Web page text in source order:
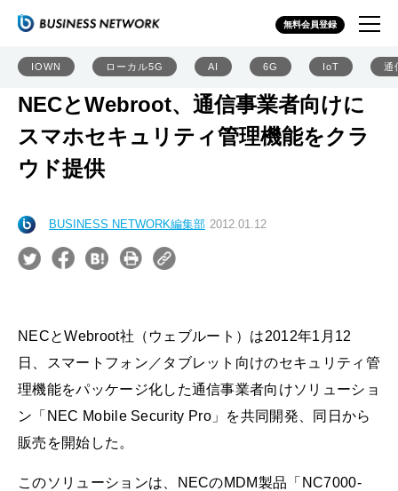
無料会員登録
IOWN ローカル5G AI 6G IoT 通
NECとWebroot、通信事業者向けに
スマホセキュリティ管理機能をクラ
ウド提供
BUSINESS NETWORK編集部 2012.01.12
NECとWebroot社（ウェブルート）は2012年1月12
日、スマートフォン／タブレット向けのセキュリティ管
理機能をパッケージ化した通信事業者向けソリューショ
ン「NEC Mobile Security Pro」を共同開発、同日から
販売を開始した。
このソリューションは、NECのMDM製品「NC7000-